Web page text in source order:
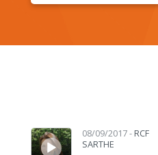
Lecteur audio 08/09/2017- RCF
SARTHE